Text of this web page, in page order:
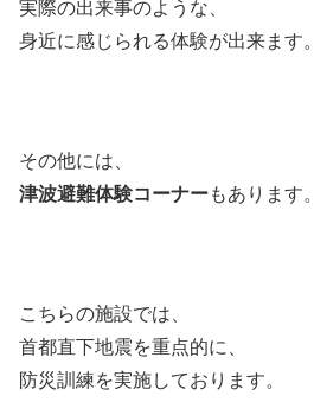
実際の出来事のような、
身近に感じられる体験が出来ます。
その他には、
津波避難体験コーナーもあります。
こちらの施設では、
首都直下地震を重点的に、
防災訓練を実施しております。